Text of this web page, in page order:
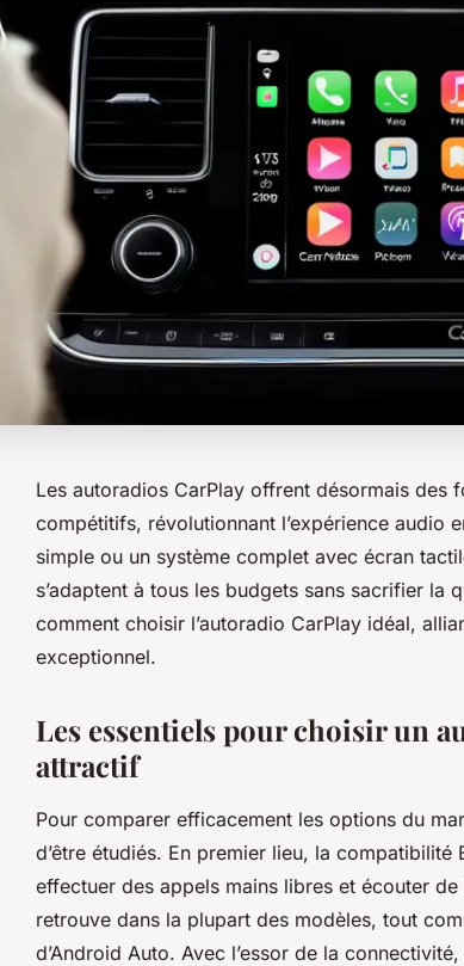
Les autoradios CarPlay offrent désormais des
compétitifs, révolutionnant l’expérience audio
simple ou un système complet avec écran
s’adaptent à tous les budgets sans sacrifier la
comment choisir l’autoradio CarPlay idéal,
exceptionnel.
Les essentiels pour choisir un
attractif
Pour comparer efficacement les options du
d’être étudiés. En premier lieu, la compatibilité
effectuer des appels mains libres et écouter
retrouve dans la plupart des modèles, tout
d’Android Auto. Avec l’essor de la connectivité,